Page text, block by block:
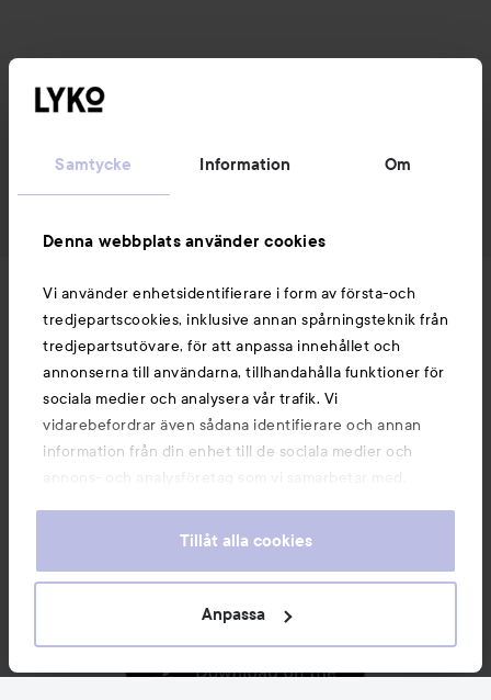
Samtycke Information Om
Denna webbplats använder cookies
Vi använder enhetsidentifierare i form av första-och
tredjepartscookies, inklusive annan spårningsteknik från
tredjepartsutövare, för att anpassa innehållet och
annonserna till användarna, tillhandahålla funktioner för
sociala medier och analysera vår trafik. Vi
vidarebefordrar även sådana identifierare och annan
information från din enhet till de sociala medier och
annons- och analysföretag som vi samarbetar med.
information som du har tillhandahållit eller som de har
våra cookies vid fortsatt användande av vår webbplats.
För information om hur du kan ändra inställningarna för
Tillåt alla cookies
Anpassa
Nyheter och erbjudanden
Följ oss
Kundservice
Du kanske också gillar